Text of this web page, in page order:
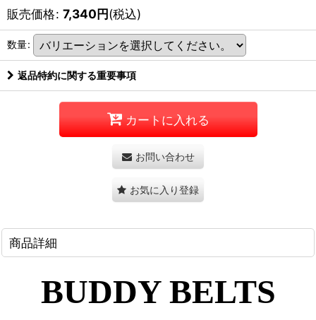
販売価格: 7,340円(税込)
数量:
返品特約に関する重要事項
カートに入れる
お問い合わせ
お気に入り登録
商品詳細
BUDDY BELTS